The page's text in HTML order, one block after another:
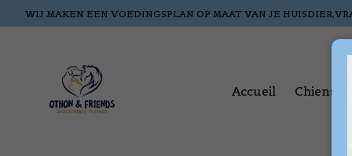
WIJ MAKEN EEN VOEDINGSPLAN OP MAAT VAN JE
Accueil Chiens